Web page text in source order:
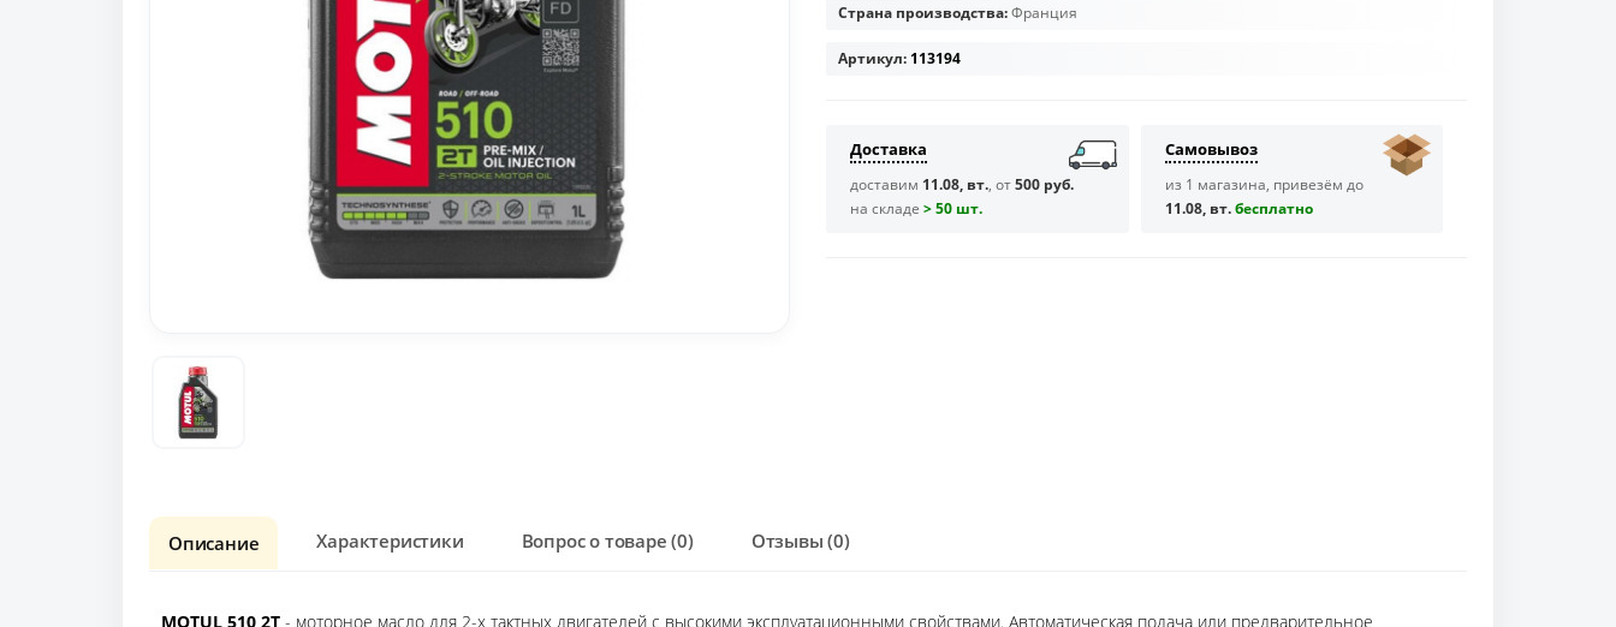
Страна производства:Франция
Артикул: 113194
Доставка
доставим 11.08, вт., от500 руб.
на складе > 50 шт.
Самовывоз
из 1 магазина, привезём до
11.08, вт.бесплaтно
Описание Характеристики Вопрос о товаре (0) Отзывы (0)
MOTUL 510 2T - моторное масло для 2-х тактных двигателей с высокими эксплуатационными свойствами. Автоматическая подача или предварительное